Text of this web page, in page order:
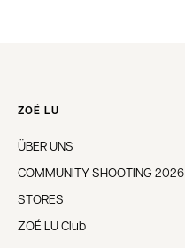
ZOÉ LU
ÜBER UNS
COMMUNITY SHOOTING 2026
STORES
ZOÉ LU Club